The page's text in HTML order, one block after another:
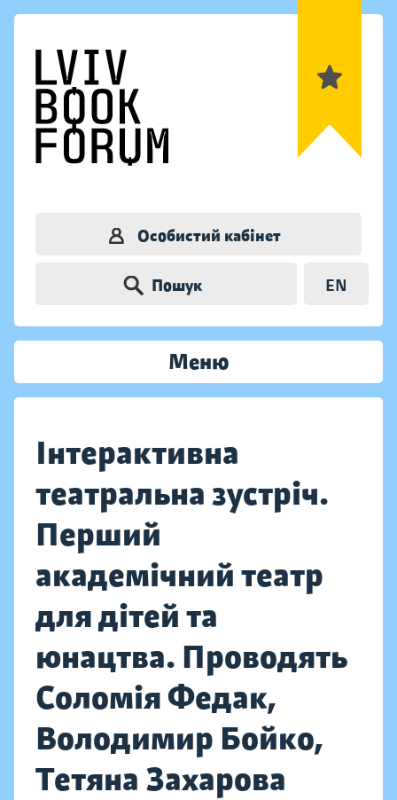
Особистий кабінет
Пошук EN
Меню
Інтерактивна
театральна зустріч.
Перший
академічний театр
для дітей та
юнацтва. Проводять
Соломія Федак,
Володимир Бойко,
Тетяна Захарова